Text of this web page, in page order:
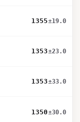
1355±19.0
1353±23.0
1353±33.0
1350±30.0